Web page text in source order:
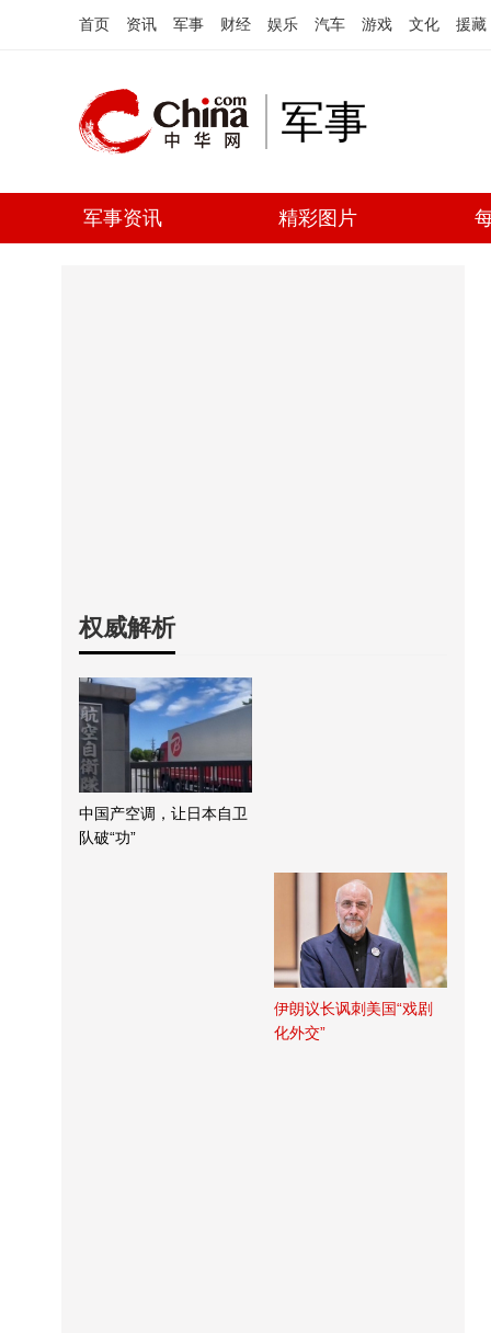
首页 资讯 军事 财经 娱乐 汽车 游戏 文化 援藏
军事
军事资讯 精彩图片
权威解析
中国产空调，让日本自卫
队破“功”
伊朗议长讽刺美国“戏剧
化外交”